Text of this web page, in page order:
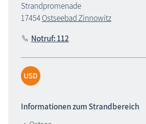
Strandpromenade
17454Ostseebad Zinnowitz
Notruf: 112
Informationen zum Strandbereich